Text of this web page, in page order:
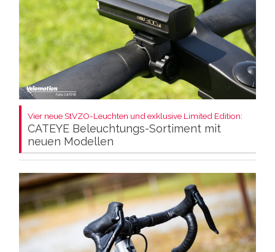
Vier neue StVZO-Leuchten und exklusive Limited Edition:
CATEYE Beleuchtungs-Sortiment mit
neuen Modellen